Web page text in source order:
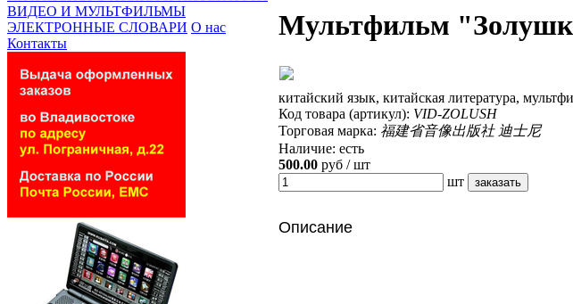
Мультфильм
китайский язык, китайская литература,
Код товара (артикул): VID-ZOLUSH
Торговая марка: 福建省音像出版社 迪士尼
Наличие: есть
500.00 руб / шт
шт
Описание
ВИДЕО И МУЛЬТФИЛЬМЫ
ЭЛЕКТРОННЫЕ СЛОВАРИ О нас
Контакты